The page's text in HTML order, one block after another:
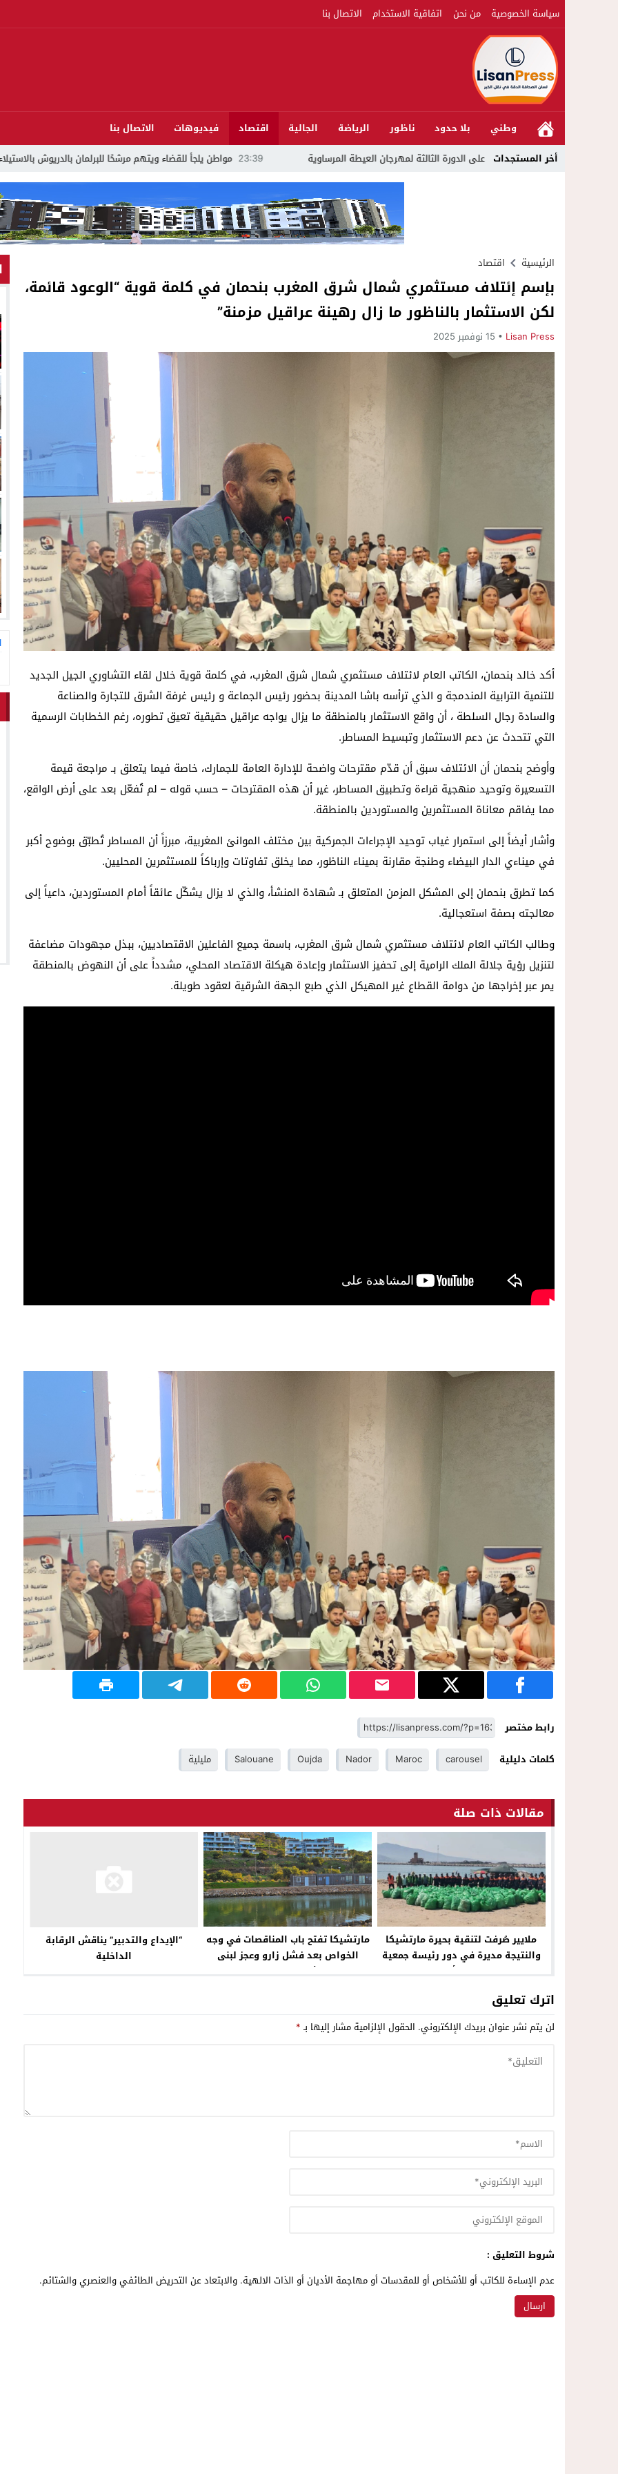
سياسة الخصوصية من نحن اتفاقية الاستخدام الاتصال بنا
وطني بلا حدود ناظور الرياضة الجالية اقتصاد فيديوهات
الاتصال بنا
أخر المستجدات
23:39 مواطن يلجأ للقضاء ويتهم مرشحًا للبرلمان بالدريوش بالاستيلاء على 22 مليون سنتيم الستار على الدورة الثالثة لمهرجان العيطة المرساوية
الرئيسية اقتصاد
بإسم إئتلاف مستثمري شمال شرق المغرب بنحمان في كلمة قوية “الوعود قائمة،
لكن الاستثمار بالناظور ما زال رهينة عراقيل مزمنة”
Lisan Press 15 نوفمبر 2025
أكد خالد بنحمان، الكاتب العام لائتلاف مستثمري شمال شرق المغرب، في كلمة قوية خلال لقاء التشاوري الجيل الجديد
للتنمية الترابية المندمجة و الذي ترأسه باشا المدينة بحضور رئيس الجماعة و رئيس غرفة الشرق للتجارة والصناعة
والسادة رجال السلطة ، أن واقع الاستثمار بالمنطقة ما يزال يواجه عراقيل حقيقية تعيق تطوره، رغم الخطابات الرسمية
التي تتحدث عن دعم الاستثمار وتبسيط المساطر.
وأوضح بنحمان أن الائتلاف سبق أن قدّم مقترحات واضحة للإدارة العامة للجمارك، خاصة فيما يتعلق بـ مراجعة قيمة
التسعيرة وتوحيد منهجية قراءة وتطبيق المساطر، غير أن هذه المقترحات – حسب قوله – لم تُفعّل بعد على أرض الواقع،
مما يفاقم معاناة المستثمرين والمستوردين بالمنطقة.
وأشار أيضاً إلى استمرار غياب توحيد الإجراءات الجمركية بين مختلف الموانئ المغربية، مبرزاً أن المساطر تُطبّق بوضوح أكبر
في ميناءي الدار البيضاء وطنجة مقارنة بميناء الناظور، مما يخلق تفاوتات وإرباكاً للمستثمرين المحليين.
كما تطرق بنحمان إلى المشكل المزمن المتعلق بـ شهادة المنشأ، والذي لا يزال يشكّل عائقاً أمام المستوردين، داعياً إلى
معالجته بصفة استعجالية.
وطالب الكاتب العام لائتلاف مستثمري شمال شرق المغرب، باسمة جميع الفاعلين الاقتصاديين، ببذل مجهودات مضاعفة
لتنزيل رؤية جلالة الملك الرامية إلى تحفيز الاستثمار وإعادة هيكلة الاقتصاد المحلي، مشدداً على أن النهوض بالمنطقة
يمر عبر إخراجها من دوامة القطاع غير المهيكل الذي طبع الجهة الشرقية لعقود طويلة.
رابط مختصر
كلمات دليلية
carousel
Maroc
Nador
Oujda
Salouane مليلية
مقالات ذات صلة
ملايير صُرفت لتنقية بحيرة مارتشيكا
والنتيجة مديرة في دور رئيسة جمعية
وصور دعائية مع أكياس نفايات
مارتشيكا تفتح باب المناقصات في وجه
الخواص بعد فشل زارو وعجز لبنى
+الأرقام والتفاصيل
“الإيداع والتدبير” يناقش الرقابة
الداخلية‎
اترك تعليق
لن يتم نشر عنوان بريدك الإلكتروني. الحقول الإلزامية مشار إليها بـ*
شروط التعليق :
عدم الإساءة للكاتب أو للأشخاص أو للمقدسات أو مهاجمة الأديان أو الذات الالهية. والابتعاد عن التحريض الطائفي والعنصري والشتائم.